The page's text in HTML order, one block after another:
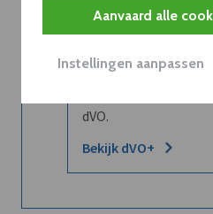
Aanvaard alle
Instellingen aanpassen
Wilt u niet enkel de
leren kennen maar
Word dVO Member
dVO.
Bekijk dVO+